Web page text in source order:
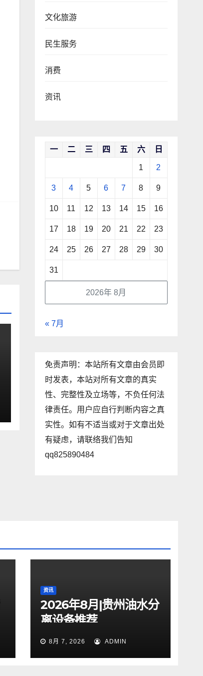
文化旅游
民生服务
消费
资讯
2026年 8月
一 二 三 四 五 六 日
1 2
3 4 5 6 7 8 9
10 11 12 13 14 15 16
17 18 19 20 21 22 23
24 25 26 27 28 29 30
31
« 7月
免责声明：本站所有文章由会员即
时发表，本站对所有文章的真实
性、完整性及立场等，不负任何法
律责任。用户应自行判断内容之真
实性。如有不适当或对于文章出处
有疑虑，请联络我们告知
qq825890484
资讯
2026年8月|贵州油水分
离设备推荐
8月 7, 2026 ADMIN